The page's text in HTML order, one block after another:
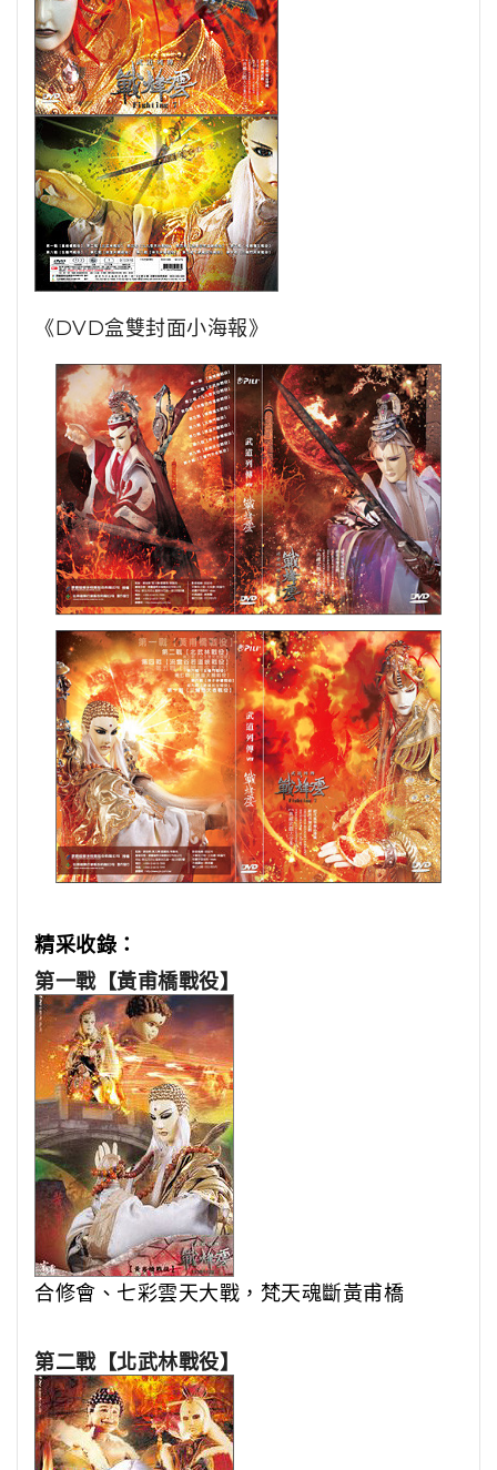
《DVD盒雙封面小海報》
精采收錄：
第一戰【黃甫橋戰役】
合修會、七彩雲天大戰，梵天魂斷黃甫橋
第二戰【北武林戰役】